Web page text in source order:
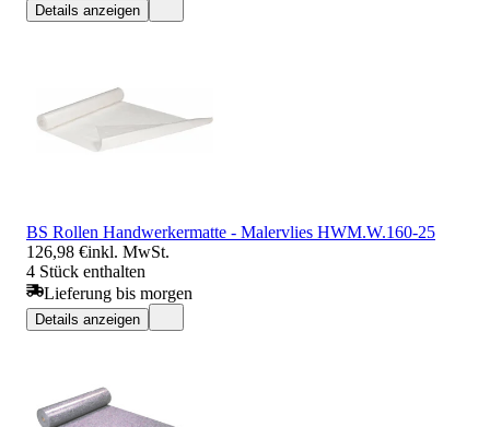
Details anzeigen
BS Rollen Handwerkermatte - Malervlies HWM.W.160-25
126,98 €inkl. MwSt.
4 Stück enthalten
Lieferung bis morgen
Details anzeigen